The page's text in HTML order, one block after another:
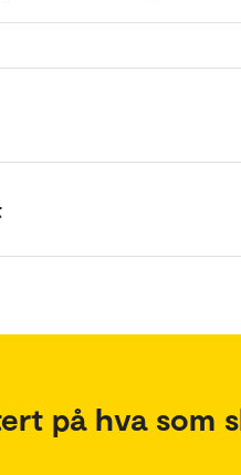
på hva som